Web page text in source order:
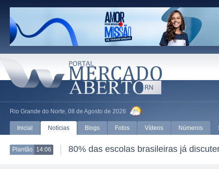
Rio Grande do Norte, 08 de Agosto de 2026
Inicial Notícias Blogs Fotos Vídeos Números
Plantão 14:06 80% das escolas brasileiras já